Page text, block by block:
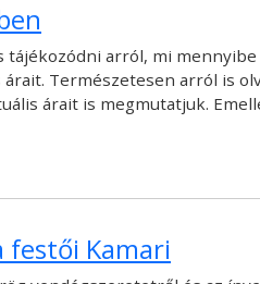
arról, mi
Természetesen arról is
árait is megmutatjuk.
festői Kamari